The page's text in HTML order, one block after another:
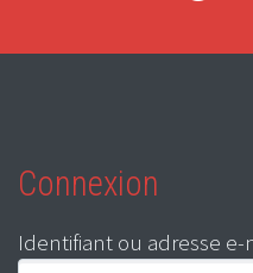
Connexion
Identifiant ou adresse e-